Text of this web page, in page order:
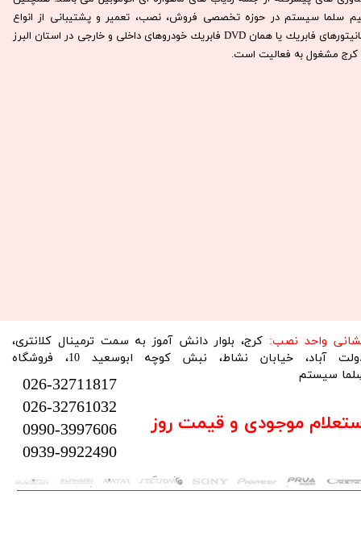
سلما سيستم در حوزه تخصصی فروش، نصب، تعمير و پشتيبانی از انواع
مانيتورهای فابريك يا همان DVD فابريك خودروهای داخلی و خارجی در استان البرز
كرج مشغول به فعاليت است.​​​​​​​
تمام حقوق این سایت متعلق به فروشگاه سلما سیستم می‌باشد.
واحد نصب: کرج، بلوار دانش آموز به سمت ترمینال کلانتری،
دولت آباد، خیابان نشاط، نبش کوچه ابوسعید 10، فروشگاه
سیستم​​​​​​​
026-32711817
026-32761032
0990-3997606
0939-9922490
موجودی و قیمت روز